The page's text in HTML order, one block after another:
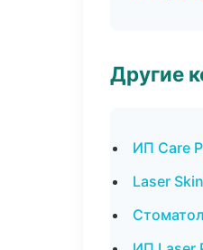
Другие
ИП Care
Laser